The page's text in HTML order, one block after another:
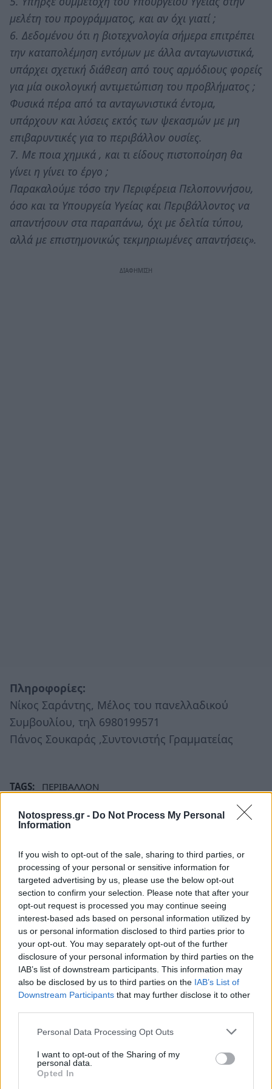
Notospress.gr - Do Not Process My Personal
Information
If you wish to opt-out of the sale, sharing to third parties, or
processing of your personal or sensitive information for
targeted advertising by us, please use the below opt-out
section to confirm your selection. Please note that after your
opt-out request is processed you may continue seeing
interest-based ads based on personal information utilized by
us or personal information disclosed to third parties prior to
your opt-out. You may separately opt-out of the further
disclosure of your personal information by third parties on the
IAB’s list of downstream participants. This information may
also be disclosed by us to third parties on the IAB’s List of
Downstream Participants that may further disclose it to other
Personal Data Processing Opt Outs
I want to opt-out of the Sharing of my
personal data.
Opted In
μελέτη του προγράμματος, και αν όχι γιατί ;
6. Δεδομένου ότι η βιοτεχνολογία σήμερα επιτρέπει
την καταπολέμηση εντόμων με άλλα ανταγωνιστικά,
υπάρχει σχετική διάθεση από τους αρμόδιους φορείς
για μία οικολογική αντιμετώπιση του προβλήματος ;
Φυσικά πέρα από τα ανταγωνιστικά έντομα,
υπάρχουν και λύσεις εκτός των ψεκασμών με μη
επιβαρυντικές για το περιβάλλον ουσίες.
7. Με ποια χημικά , και τι είδους πιστοποίηση θα
γίνει η γίνει το έργο ;
Παρακαλούμε τόσο την Περιφέρεια Πελοποννήσου,
όσο και τα Υπουργεία Υγείας και Περιβάλλοντος να
απαντήσουν στα παραπάνω, όχι με δελτία τύπου,
αλλά με επιστημονικώς τεκμηριωμένες απαντήσεις».
Πληροφορίες:
Νίκος Σαράντης, Μέλος του πανελλαδικού
Συμβουλίου, τηλ 6980199571
Πάνος Σουκαράς ,Συντονιστής Γραμματείας
TAGS: ΠΕΡΙΒΑΛΛΟΝ